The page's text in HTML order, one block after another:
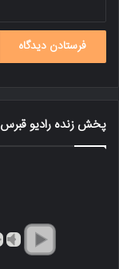
پخش زنده رادیو قبرس